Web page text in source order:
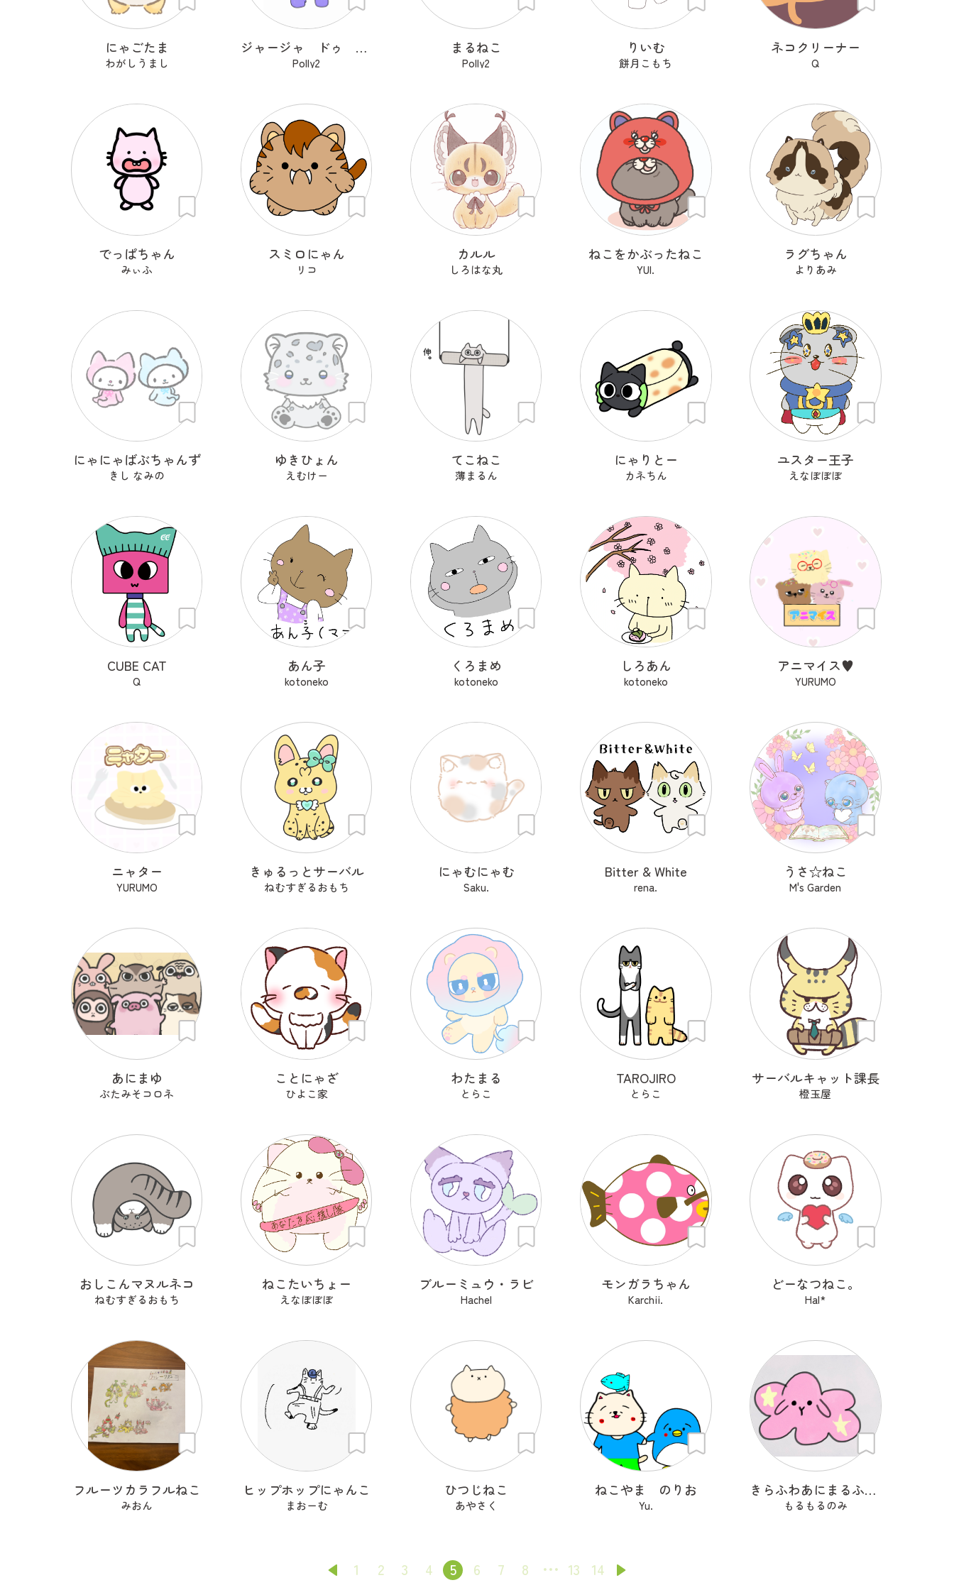
にゃごたま
わがしうまし
ジャージャ ドゥ ジャジャンゴ
Polly2
まるねこ
Polly2
りいむ
餅月こもち
ネコクリーナー
Q
でっぱちゃん
みぃふ
スミロにゃん
リコ
カルル
しろはな丸
ねこをかぶったねこ
YUI.
ラグちゃん
よりあみ
にゃにゃばぶちゃんず
きし なみの
ゆきひょん
えむけー
てこねこ
薄まるん
にゃりとー
カネちん
ユスター王子
えなぼぼぼ
CUBE CAT
Q
あん子
kotoneko
くろまめ
kotoneko
しろあん
kotoneko
アニマイス♥
YURUMO
ニャター
YURUMO
きゅるっとサーバル
ねむすぎるおもち
にゃむにゃむ
Saku.
Bitter & White
rena.
うさ‪☆ねこ
M's Garden
あにまゆ
ぶたみそコロネ
ことにゃざ
ひよこ家
わたまる
とらこ
TAROJIRO
とらこ
サーバルキャット課長
橙玉屋
おしこんマヌルネコ
ねむすぎるおもち
ねこたいちょー
えなぼぼぼ
ブルーミュウ・ラビ
Hachel
モンガラちゃん
Karchii.
どーなつねこ。
Hal*
フルーツカラフルねこ
みおん
ヒップホップにゃんこ
まおーむ
ひつじねこ
あやさく
ねこやま のりお
Yu.
きらふわあにまるふれんず
もるもるのみ
1 2 3 4 5 6 7 8 13 14